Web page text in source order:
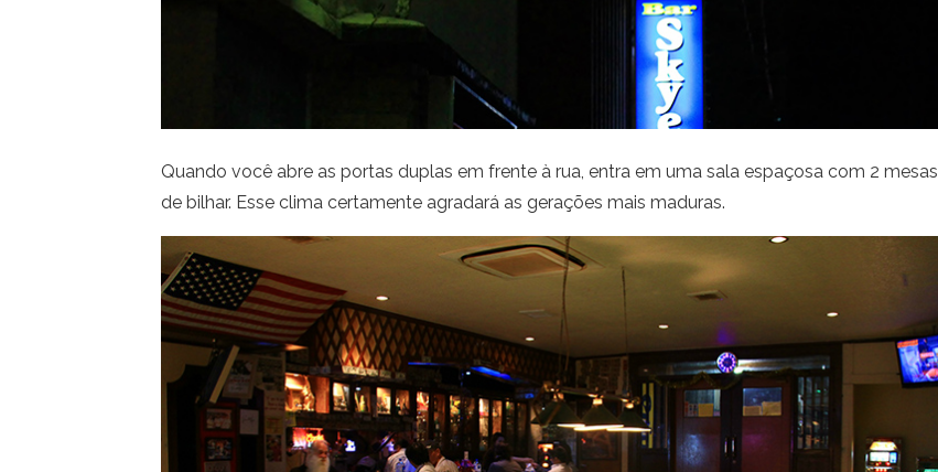
Quando você abre as portas duplas em frente à rua, entra em uma sala espaçosa com 2 mesas
de bilhar. Esse clima certamente agradará as gerações mais maduras.